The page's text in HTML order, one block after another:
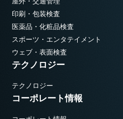
印刷・包装検査
医薬品・化粧品検査
スポーツ・エンタテイメント
ウェブ・表面検査
テクノロジー
テクノロジー
コーポレート情報